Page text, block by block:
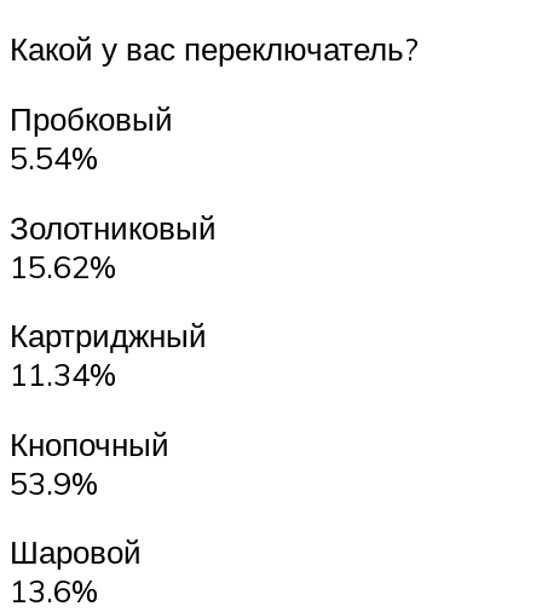
Какой у вас переключатель?
Пробковый
5.54%
Золотниковый
15.62%
Картриджный
11.34%
Кнопочный
53.9%
Шаровой
13.6%